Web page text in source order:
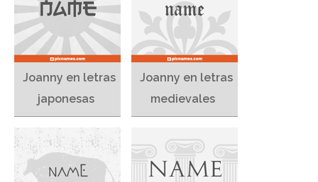
Joanny en letras
japonesas
Joanny en letras
medievales